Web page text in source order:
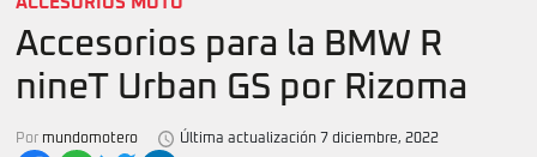
Accesorios para la BMW R
nineT Urban GS por Rizoma
Por mundomotero Última actualización 7 diciembre, 2022